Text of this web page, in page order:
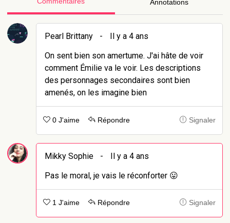
Annotations
Pearl Brittany -
Il y a 4 ans
On sent bien son amertume. J'ai hâte de voir
comment Émilie va le voir. Les descriptions
des personnages secondaires sont bien
amenés, on les imagine bien
0 J'aime Répondre Signaler
Mikky Sophie -
Il y a 4 ans
Pas le moral, je vais le réconforter 😛
1 J'aime Répondre Signaler